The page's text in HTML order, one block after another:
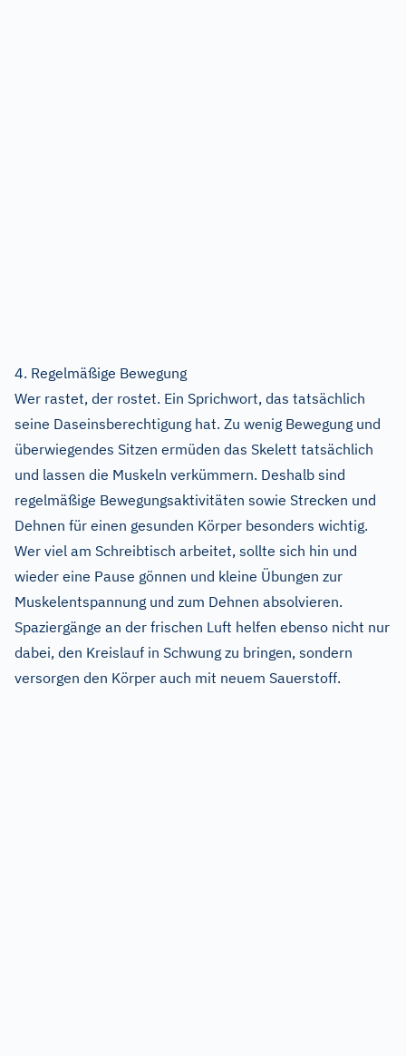
4. Regelmäßige Bewegung
Wer rastet, der rostet. Ein Sprichwort, das tatsächlich
seine Daseinsberechtigung hat. Zu wenig Bewegung und
überwiegendes Sitzen ermüden das Skelett tatsächlich
und lassen die Muskeln verkümmern. Deshalb sind
regelmäßige Bewegungsaktivitäten sowie Strecken und
Dehnen für einen gesunden Körper besonders wichtig.
Wer viel am Schreibtisch arbeitet, sollte sich hin und
wieder eine Pause gönnen und kleine Übungen zur
Muskelentspannung und zum Dehnen absolvieren.
Spaziergänge an der frischen Luft helfen ebenso nicht nur
dabei, den Kreislauf in Schwung zu bringen, sondern
versorgen den Körper auch mit neuem Sauerstoff.